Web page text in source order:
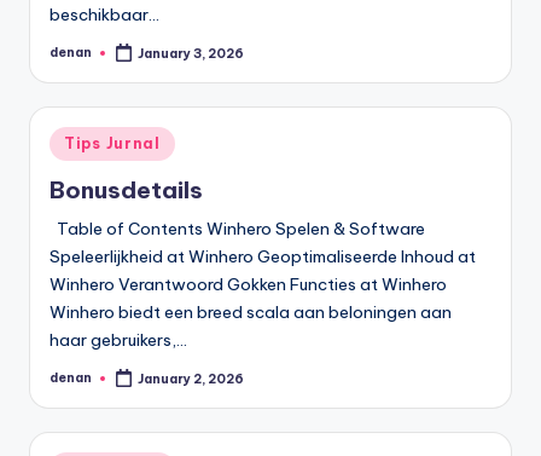
beschikbaar…
Posted
denan January 3, 2026
Posted
in
Tips Jurnal
Bonusdetails
Table of Contents Winhero Spelen & Software
Speleerlijkheid at Winhero Geoptimaliseerde Inhoud at
Winhero Verantwoord Gokken Functies at Winhero
Winhero biedt een breed scala aan beloningen aan
haar gebruikers,…
Posted
denan January 2, 2026